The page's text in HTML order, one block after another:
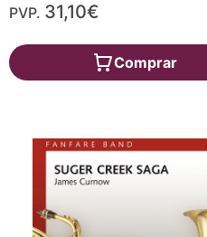
PVP. 31,10€
Comprar